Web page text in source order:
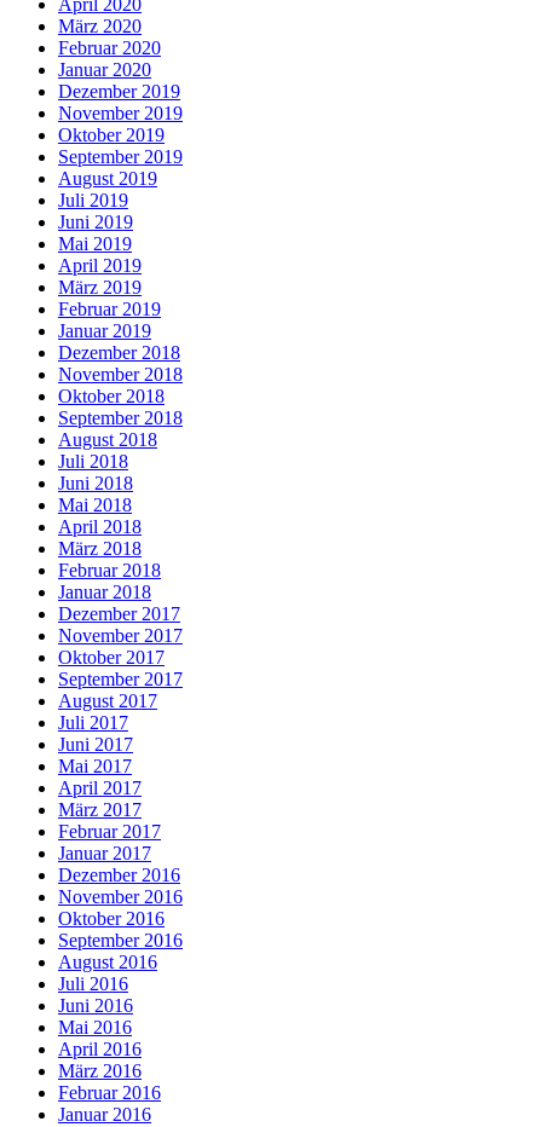
April 2020
März 2020
Februar 2020
Januar 2020
Dezember 2019
November 2019
Oktober 2019
September 2019
August 2019
Juli 2019
Juni 2019
Mai 2019
April 2019
März 2019
Februar 2019
Januar 2019
Dezember 2018
November 2018
Oktober 2018
September 2018
August 2018
Juli 2018
Juni 2018
Mai 2018
April 2018
März 2018
Februar 2018
Januar 2018
Dezember 2017
November 2017
Oktober 2017
September 2017
August 2017
Juli 2017
Juni 2017
Mai 2017
April 2017
März 2017
Februar 2017
Januar 2017
Dezember 2016
November 2016
Oktober 2016
September 2016
August 2016
Juli 2016
Juni 2016
Mai 2016
April 2016
März 2016
Februar 2016
Januar 2016